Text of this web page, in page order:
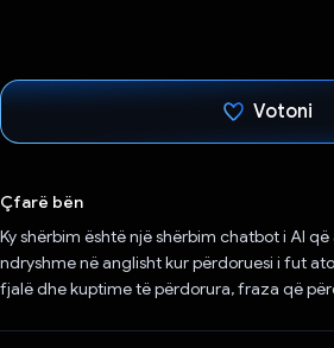
Votoni
Çfarë bën
Ky shërbim është një shërbim chatbot i AI
ndryshme në anglisht kur përdoruesi i fut
fjalë dhe kuptime të përdorura, fraza që